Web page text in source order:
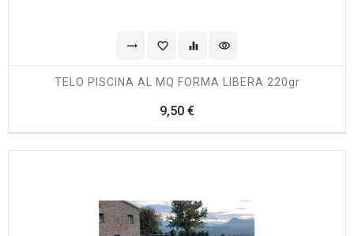
trending_flat favorite_border equalizer visibility
TELO PISCINA AL MQ FORMA LIBERA 220gr
9,50 €Prezzo